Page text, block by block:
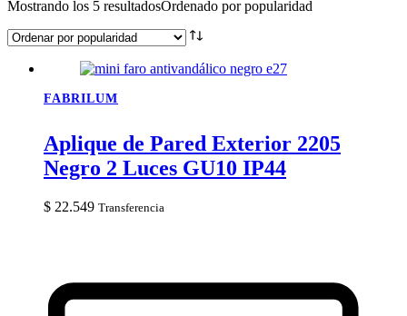
Mostrando los 5 resultadosOrdenado por popularidad
FABRILUM
Aplique de Pared Exterior 2205
Negro 2 Luces GU10 IP44
$ 22.549 Transferencia